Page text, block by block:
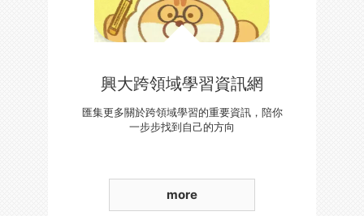
興大跨領域學習資訊網
匯集更多關於跨領域學習的重要資訊，陪你
一步步找到自己的方向
more